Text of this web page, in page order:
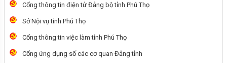
Cổng thông tin điện tử Đảng bộ tỉnh Phú Thọ
Sở Nội vụ tỉnh Phú Thọ
Cổng thông tin việc làm tỉnh Phú Thọ
Cổng ứng dụng số các cơ quan Đảng tỉnh